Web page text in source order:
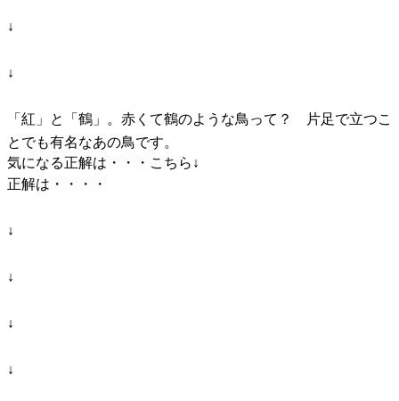
↓
↓
「紅」と「鶴」。赤くて鶴のような鳥って？ 片足で立つこ
とでも有名なあの鳥です。
気になる正解は・・・こちら↓
正解は・・・・
↓
↓
↓
↓